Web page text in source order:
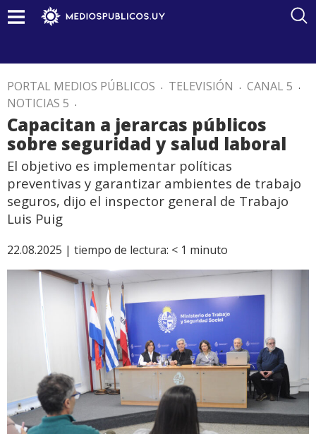
PORTAL MEDIOS PÚBLICOS . TELEVISIÓN . CANAL 5 .
NOTICIAS 5 .
Capacitan a jerarcas públicos
sobre seguridad y salud laboral
El objetivo es implementar políticas
preventivas y garantizar ambientes de trabajo
seguros, dijo el inspector general de Trabajo
Luis Puig
22.08.2025 | tiempo de lectura: < 1 minuto